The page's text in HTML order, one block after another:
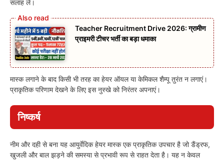
सलाह लें।
Teacher Recruitment Drive 2026: ग्रामीण
प्राइमरी टीचर भर्ती का बड़ा धमाका
मास्क लगाने के बाद किसी भी तरह का हेयर ऑयल या केमिकल शैम्पू तुरंत न लगाएं।
प्राकृतिक परिणाम देखने के लिए इस नुस्खे को निरंतर अपनाएं।
निष्कर्ष
नीम और दही से बना यह आयुर्वेदिक हेयर मास्क एक प्राकृतिक उपचार है जो डैंड्रफ,
खुजली और बाल झड़ने की समस्या से प्रभावी रूप से राहत देता है। यह न केवल